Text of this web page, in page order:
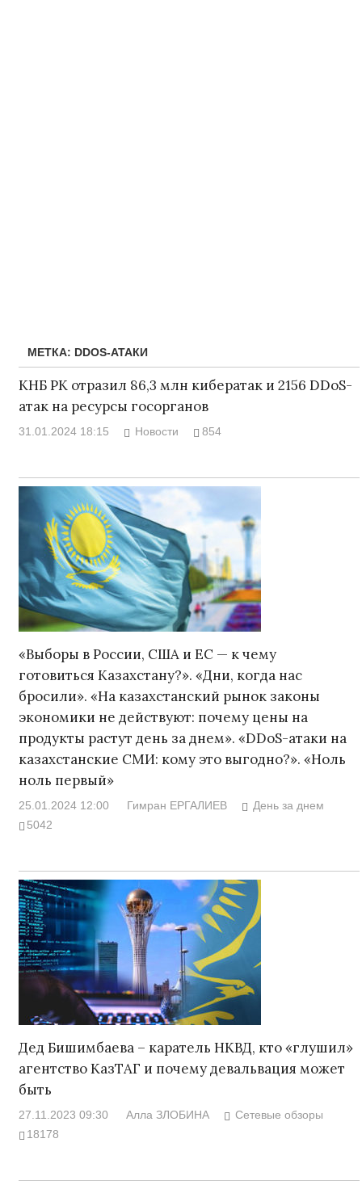
МЕТКА: DDOS-АТАКИ
КНБ РК отразил 86,3 млн кибератак и 2156 DDoS-
атак на ресурсы госорганов
31.01.2024 18:15 Новости 854
«Выборы в России, США и ЕС — к чему
готовиться Казахстану?». «Дни, когда нас
бросили». «На казахстанский рынок законы
экономики не действуют: почему цены на
продукты растут день за днем». «DDoS-атаки на
казахстанские СМИ: кому это выгодно?». «Ноль
ноль первый»
25.01.2024 12:00 Гимран ЕРГАЛИЕВ
День за днем
5042
Дед Бишимбаева – каратель НКВД, кто «глушил»
агентство КазТАГ и почему девальвация может
быть
27.11.2023 09:30 Алла ЗЛОБИНА
Сетевые обзоры
18178